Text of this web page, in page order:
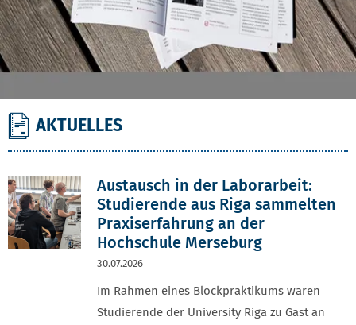
AKTUELLES
Austausch in der Laborarbeit:
Studierende aus Riga sammelten
Praxiserfahrung an der
Hochschule Merseburg
30.07.2026
Im Rahmen eines Blockpraktikums waren
Studierende der University Riga zu Gast an